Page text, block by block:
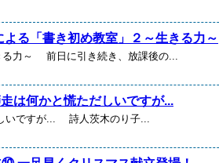
よる「書き初め教室」２～生きる力～
る力～ 前日に引き続き、放課後の...
は何かと慌ただしいですが...
いですが... 詩人茨木のり子...